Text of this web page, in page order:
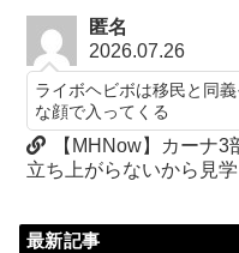
匿名
2026.07.26
ライボヘビボは移民と同
な顔で入ってくる
【MHNow】カーナ
立ち上がらないから見
最新記事